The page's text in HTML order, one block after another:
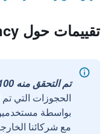
تقييمات حول Maya Residency
تم التحقق منه 100%
الحجوزات التي
مع شركائنا